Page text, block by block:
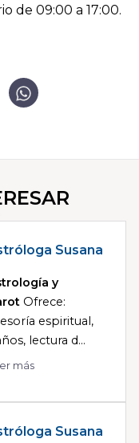
de 09:00 a 17:00.
Susana
y
Ofrece:
espiritual,
lectura d...
más
Susana